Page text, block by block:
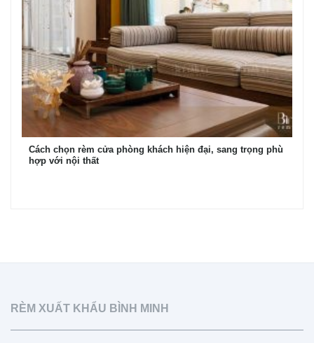
Cách chọn rèm cửa phòng khách hiện đại, sang trọng phù
hợp với nội thất
RÈM XUẤT KHẨU BÌNH MINH